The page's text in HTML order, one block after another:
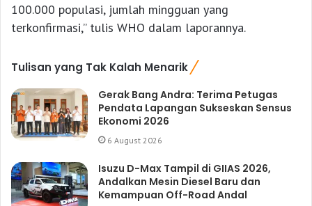
100.000 populasi, jumlah mingguan yang
terkonfirmasi,” tulis WHO dalam laporannya.
Tulisan yang Tak Kalah Menarik
Gerak Bang Andra: Terima Petugas
Pendata Lapangan Sukseskan Sensus
Ekonomi 2026
6 August 2026
Isuzu D-Max Tampil di GIIAS 2026,
Andalkan Mesin Diesel Baru dan
Kemampuan Off-Road Andal